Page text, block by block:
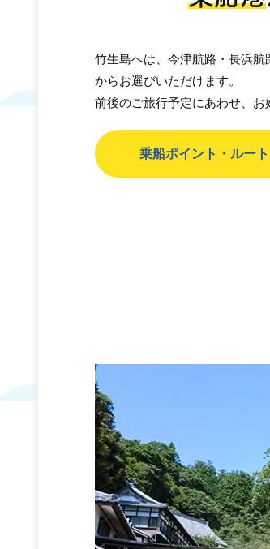
竹生島へは、今津航路・長浜
からお選びいただけます。
前後のご旅行予定にあわせ、お
乗船ポイント・ルート